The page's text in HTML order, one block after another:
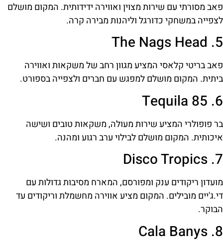
פאב מסורתי עם שירות מצוין ואווירה ידידותית. המקום מושלם
לצפייה במשחקי כדורגל וליהנות מבירה קרה.
5. The Nags Head
פאב בריטי קלאסי המציע מגוון רחב של משקאות ואווירה
ביתית. המקום מושלם למפגש עם חברים ולצפייה בספורט.
6. Tequila 85
בר פופולרי המציע שירות מעולה, משקאות טובים ושישה
איכותית. המקום מושלם לבילוי ערב רגוע ומהנה.
7. Disco Tropics
מועדון ריקודים ענק ומפורסם, המארח מסיבות גדולות עם
די.ג'יים מובילים. המקום מציע אווירה מחשמלת וריקודים עד
הבוקר.
8. Cala Banys